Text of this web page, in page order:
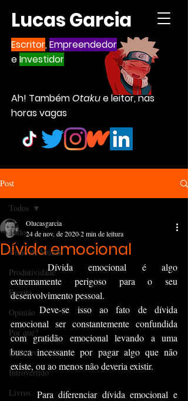
Lucas Garcia
Escritor,Empreendedor
eInvestidor
Ah! TambémOtakue leitor, nas
horas vagas
Post
Todos
Visão de Mundo
Produtividade
Escrita
Opinião
Por que?
Dinheiro
Introvertido
Livros
Todos
Dívida emocional
Olucasgarcia
24 de nov. de 20202 min de leitura
	Dívida emocional é algo
extremamente perigoso para o seu
	Deve-se isso ao fato de dívida
emocional ser constantemente confundida
com gratidão emocional levando a uma
busca incessante por pagar algo que não
existe, ou ao menos não deveria existir.
	Para diferenciar dívida emocional e